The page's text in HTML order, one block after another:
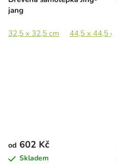
jang
32,5 x 32,5 cm 44,5 x 44,5 cm
od 602 Kč
Skladem